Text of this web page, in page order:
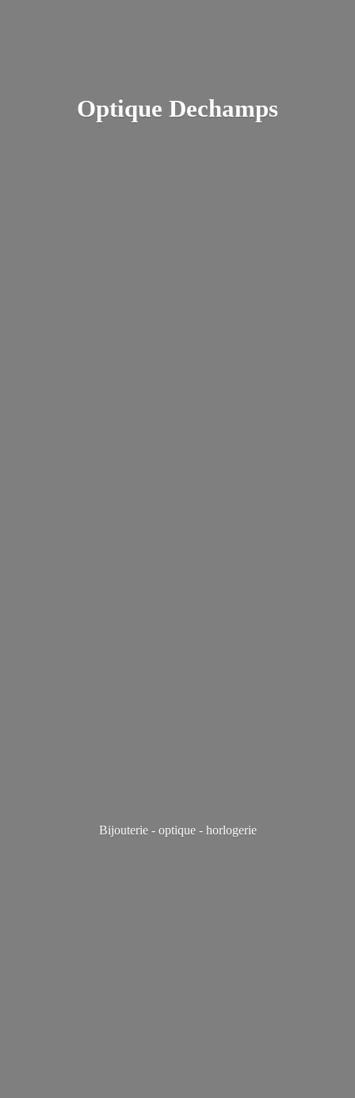
Optique Dechamps
Bijouterie - optique - horlogerie